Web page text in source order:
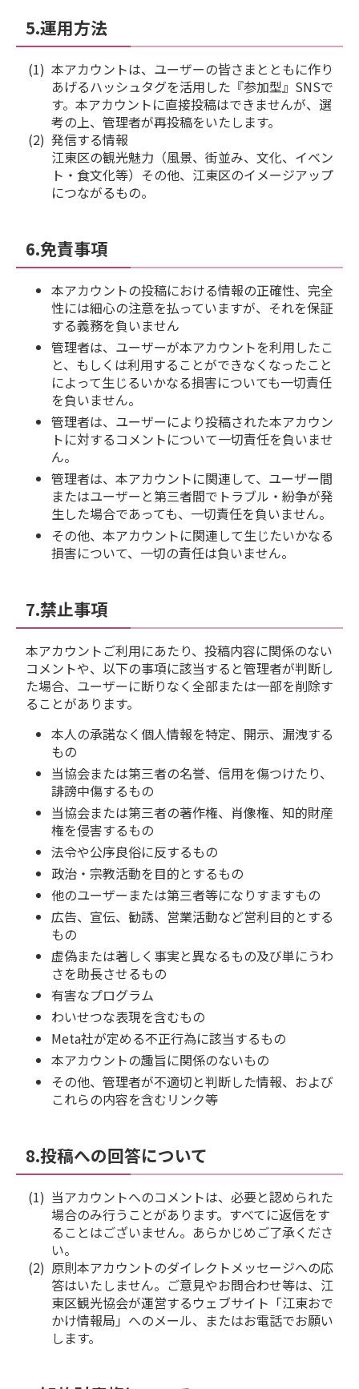
5.運用方法
本アカウントは、ユーザーの皆さまとともに作り
あげるハッシュタグを活用した『参加型』SNSで
す。本アカウントに直接投稿はできませんが、選
考の上、管理者が再投稿をいたします。
発信する情報
江東区の観光魅力（風景、街並み、文化、イベン
ト・食文化等）その他、江東区のイメージアップ
につながるもの。
6.免責事項
本アカウントの投稿における情報の正確性、完全
性には細心の注意を払っていますが、それを保証
する義務を負いません
管理者は、ユーザーが本アカウントを利用したこ
と、もしくは利用することができなくなったこと
によって生じるいかなる損害についても一切責任
を負いません。
管理者は、ユーザーにより投稿された本アカウン
トに対するコメントについて一切責任を負いませ
ん。
管理者は、本アカウントに関連して、ユーザー間
またはユーザーと第三者間でトラブル・紛争が発
生した場合であっても、一切責任を負いません。
その他、本アカウントに関連して生じたいかなる
損害について、一切の責任は負いません。
7.禁止事項
本アカウントご利用にあたり、投稿内容に関係のない
コメントや、以下の事項に該当すると管理者が判断し
た場合、ユーザーに断りなく全部または一部を削除す
ることがあります。
本人の承諾なく個人情報を特定、開示、漏洩する
もの
当協会または第三者の名誉、信用を傷つけたり、
誹謗中傷するもの
当協会または第三者の著作権、肖像権、知的財産
権を侵害するもの
法令や公序良俗に反するもの
政治・宗教活動を目的とするもの
他のユーザーまたは第三者等になりすますもの
広告、宣伝、勧誘、営業活動など営利目的とする
もの
虚偽または著しく事実と異なるもの及び単にうわ
さを助長させるもの
有害なプログラム
わいせつな表現を含むもの
Meta社が定める不正行為に該当するもの
本アカウントの趣旨に関係のないもの
その他、管理者が不適切と判断した情報、および
これらの内容を含むリンク等
8.投稿への回答について
当アカウントへのコメントは、必要と認められた
場合のみ行うことがあります。すべてに返信をす
ることはございません。あらかじめご了承くださ
い。
原則本アカウントのダイレクトメッセージへの応
答はいたしません。ご意見やお問合わせ等は、江
東区観光協会が運営するウェブサイト「江東おで
かけ情報局」へのメール、またはお電話でお願い
します。